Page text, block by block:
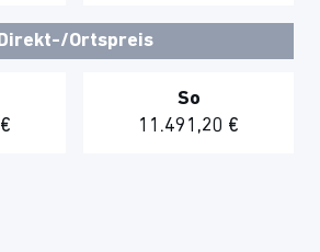
Ortspreis
So
11.491,20 €